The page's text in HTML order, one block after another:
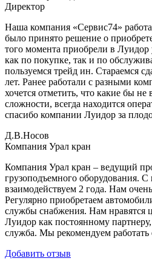
Директор
Наша компания «Сервис74»
было принято решение о
того момента приобрели в
как по покупке, так и по
пользуемся трейд ин. Стараемся
лет. Ранее работали с разными
хочется отметить, что какие бы
сложности, всегда находится
спасибо компании Луидор за
Д.В.Носов
Компания Урал кран
Компания Урал кран – ведущий
грузоподъемного оборудования.
взаимодействуем 2 года. Нам
Регулярно приобретаем
службы снабжения. Нам нравятся
Луидор как постоянному
служба. Мы рекомендуем работать
Добавить отзыв